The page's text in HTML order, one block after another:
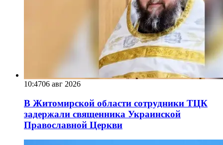
10:4706 авг 2026
В Житомирской области сотрудники ТЦК
задержали священника Украинской
Православной Церкви